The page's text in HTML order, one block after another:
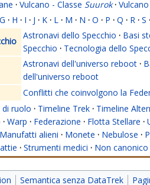
· Vulcano - Classe Suurok ·
G · H · I · J · K · L · M · N · O · P · Q · R · S ·
Astronavi dello Specchio · Basi
Specchio · Tecnologia dello
Astronavi dell'universo reboot ·
dell'universo reboot
Conflitti che coinvolgono la
di ruolo · Timeline Trek · Timeline
· Warp · Federazione · Flotta Stellare ·
Manufatti alieni · Monete · Nebulose ·
· Strumenti medici · Non canonico
Semantica senza DataTrek